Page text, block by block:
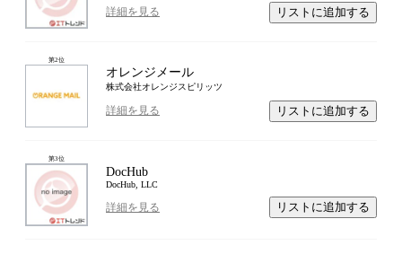
詳細を見る リストに追加する
第2位
オレンジメール
株式会社オレンジスピリッツ
詳細を見る リストに追加する
第3位
DocHub
DocHub, LLC
詳細を見る リストに追加する